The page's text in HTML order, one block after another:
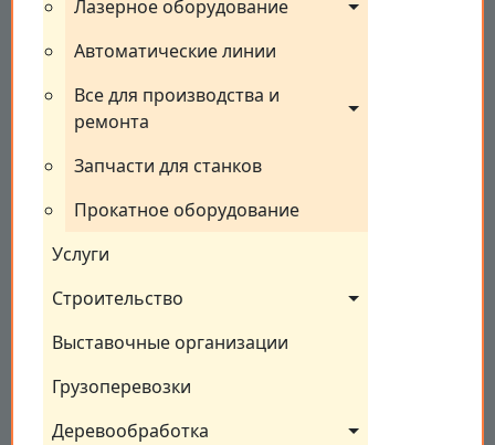
Лазерное оборудование
Автоматические линии
Все для производства и
ремонта
Запчасти для станков
Прокатное оборудование
Услуги
Строительство
Выставочные организации
Грузоперевозки
Деревообработка